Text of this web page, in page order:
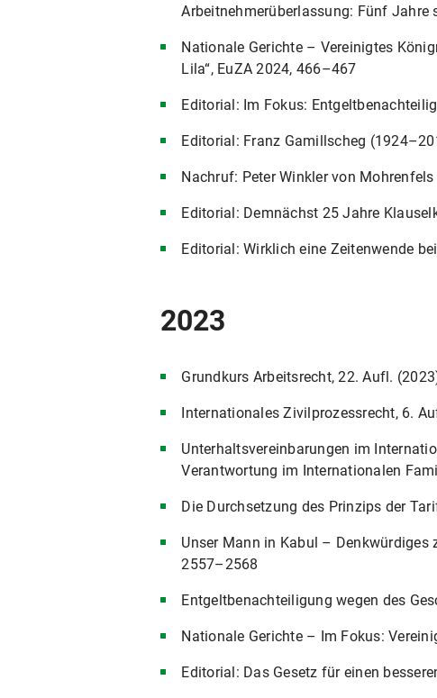
Arbeitnehmerüberlassung: Fünf Jahre
Nationale Gerichte – Vereinigtes
Lila“, EuZA 2024, 466–467
Editorial: Im Fokus:
Editorial: Franz Gamillscheg
Nachruf: Peter Winkler von
Editorial: Demnächst 25 Jahre
Editorial: Wirklich eine Zeitenwende
2023
Grundkurs Arbeitsrecht, 22. Aufl.
Internationales Zivilprozessrecht, 6.
Unterhaltsvereinbarungen im
Verantwortung im Internationalen
Die Durchsetzung des Prinzips der
Unser Mann in Kabul – Denkwürdiges
2557–2568
Entgeltbenachteiligung wegen des
Nationale Gerichte – Im Fokus:
Editorial: Das Gesetz für einen